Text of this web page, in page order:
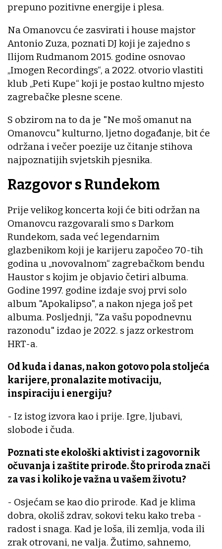
prepuno pozitivne energije i plesa.
Na Omanovcu će zasvirati i house majstor
Antonio Zuza, poznati DJ koji je zajedno s
Ilijom Rudmanom 2015. godine osnovao
„Imogen Recordings“, a 2022. otvorio vlastiti
klub „Peti Kupe“ koji je postao kultno mjesto
zagrebačke plesne scene.
S obzirom na to da je "Ne moš omanut na
Omanovcu" kulturno, ljetno događanje, bit će
održana i večer poezije uz čitanje stihova
najpoznatijih svjetskih pjesnika.
Razgovor s Rundekom
Prije velikog koncerta koji će biti održan na
Omanovcu razgovarali smo s Darkom
Rundekom, sada već legendarnim
glazbenikom koji je karijeru započeo 70-tih
godina u „novovalnom“ zagrebačkom bendu
Haustor s kojim je objavio četiri albuma.
Godine 1997. godine izdaje svoj prvi solo
album "Apokalipso", a nakon njega još pet
albuma. Posljednji, "Za vašu popodnevnu
razonodu" izdao je 2022. s jazz orkestrom
HRT-a.
Od kuda i danas, nakon gotovo pola stoljeća
karijere, pronalazite motivaciju,
inspiraciju i energiju?
- Iz istog izvora kao i prije. Igre, ljubavi,
slobode i čuda.
Poznati ste ekološki aktivist i zagovornik
očuvanja i zaštite prirode. Što priroda znači
za vas i koliko je važna u vašem životu?
- Osjećam se kao dio prirode. Kad je klima
dobra, okoliš zdrav, sokovi teku kako treba -
radost i snaga. Kad je loša, ili zemlja, voda ili
zrak otrovani, ne valja. Žutimo, sahnemo,